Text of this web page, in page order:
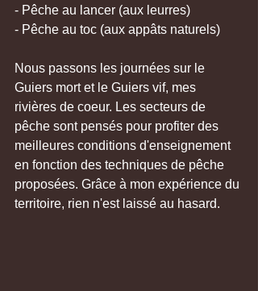
- Pêche au lancer (aux leurres)
- Pêche au toc (aux appâts naturels)
Nous passons les journées sur le
Guiers mort et le Guiers vif, mes
rivières de coeur. Les secteurs de
pêche sont pensés pour profiter des
meilleures conditions d'enseignement
en fonction des techniques de pêche
proposées. Grâce à mon expérience du
territoire, rien n'est laissé au hasard.